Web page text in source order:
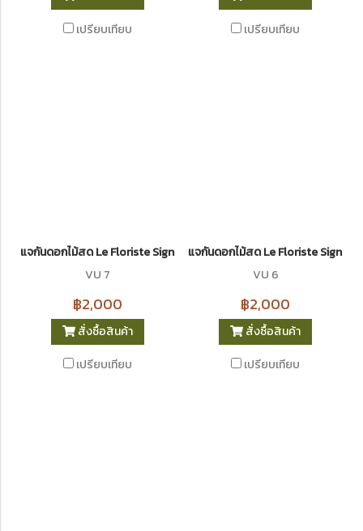
เปรียบเทียบ
เปรียบเทียบ
แจกันดอกไม้สด Le Floriste Signature Vases No. 7 (พรีเมียม)
VU 7
฿2,000
สั่งซื้อสินค้า
เปรียบเทียบ
แจกันดอกไม้สด Le Floriste
VU 6
฿2,000
สั่งซื้อสินค้า
เปรียบเทียบ